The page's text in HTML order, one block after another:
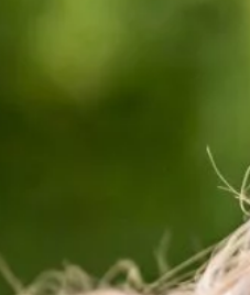
08 | 03 | 2022